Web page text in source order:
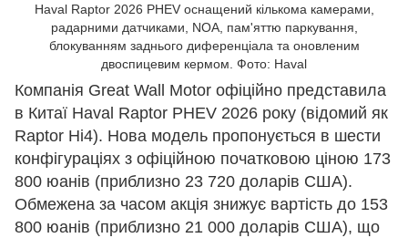
Haval Raptor 2026 PHEV оснащений кількома камерами,
радарними датчиками, NOA, пам'яттю паркування,
блокуванням заднього диференціала та оновленим
двоспицевим кермом. Фото: Haval
Компанія Great Wall Motor офіційно представила
в Китаї Haval Raptor PHEV 2026 року (відомий як
Raptor Hi4). Нова модель пропонується в шести
конфігураціях з офіційною початковою ціною 173
800 юанів (приблизно 23 720 доларів США).
Обмежена за часом акція знижує вартість до 153
800 юанів (приблизно 21 000 доларів США), що